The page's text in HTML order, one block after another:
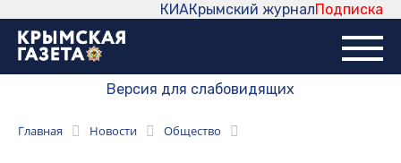
Подписка
Крымский журнал
КИА
Версия для слабовидящих
Главная Новости Общество